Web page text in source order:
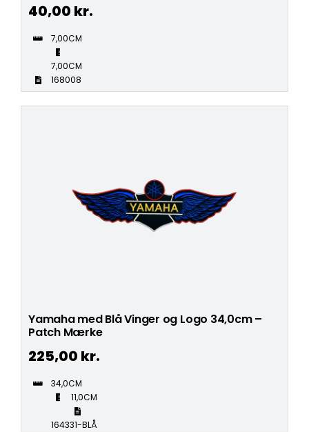
40,00 kr.
7,00CM
7,00CM
168008
Yamaha med Blå Vinger og Logo 34,0cm –
Patch Mærke
225,00 kr.
34,0CM
11,0CM
164331-BLÅ